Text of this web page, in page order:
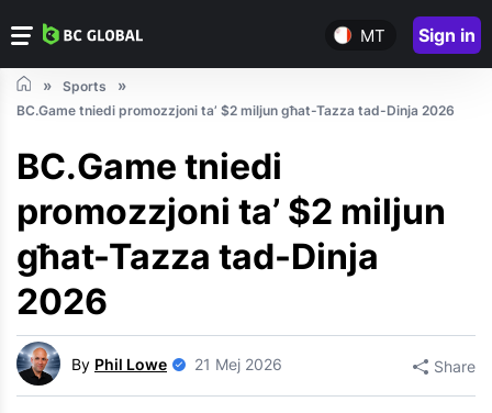
MT Sign in
Sports
BC.Game tniedi promozzjoni ta’ $2 miljun għat-Tazza tad-Dinja 2026
BC.Game tniedi
promozzjoni ta’ $2 miljun
għat-Tazza tad-Dinja
2026
By Phil Lowe 21 Mej 2026 Share